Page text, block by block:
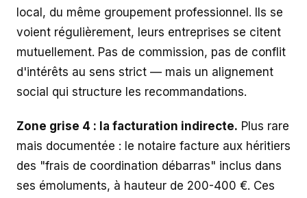
local, du même groupement professionnel. Ils se
voient régulièrement, leurs entreprises se citent
mutuellement. Pas de commission, pas de conflit
d'intérêts au sens strict — mais un alignement
social qui structure les recommandations.
Zone grise 4 : la facturation indirecte. Plus rare
mais documentée : le notaire facture aux héritiers
des "frais de coordination débarras" inclus dans
ses émoluments, à hauteur de 200-400 €. Ces